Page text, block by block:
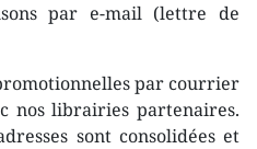
par e-mail (lettre de
par courrier
nos librairies partenaires.
sont consolidées et